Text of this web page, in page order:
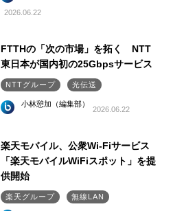
2026.06.22
FTTHの「次の市場」を拓く NTT
東日本が国内初の25Gbpsサービス
NTTグループ 光伝送
小林憩加（編集部）
2026.06.22
楽天モバイル、公衆Wi-Fiサービス
「楽天モバイルWiFiスポット」を提
供開始
楽天グループ 無線LAN